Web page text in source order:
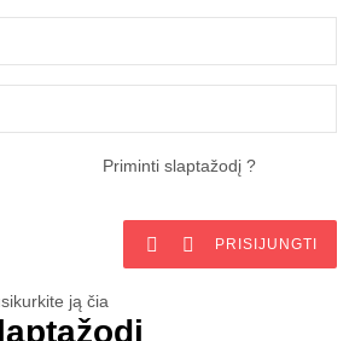
Priminti slaptažodį ?
  PRISIJUNGTI
ją čia